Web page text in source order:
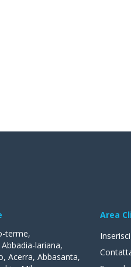
terme,
Abbadia-lariana,
, Acerra, Abbasanta,
Area